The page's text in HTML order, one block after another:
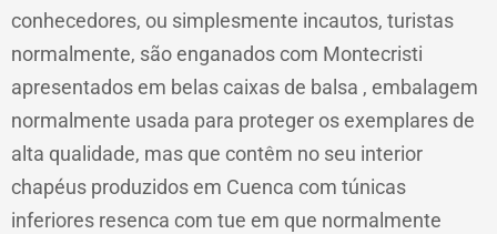
conhecedores, ou simplesmente incautos, turistas
normalmente, são enganados com Montecristi
apresentados em belas caixas de balsa , embalagem
normalmente usada para proteger os exemplares de
alta qualidade, mas que contêm no seu interior
chapéus produzidos em Cuenca com túnicas
inferiores resenca com tue em que normalmente